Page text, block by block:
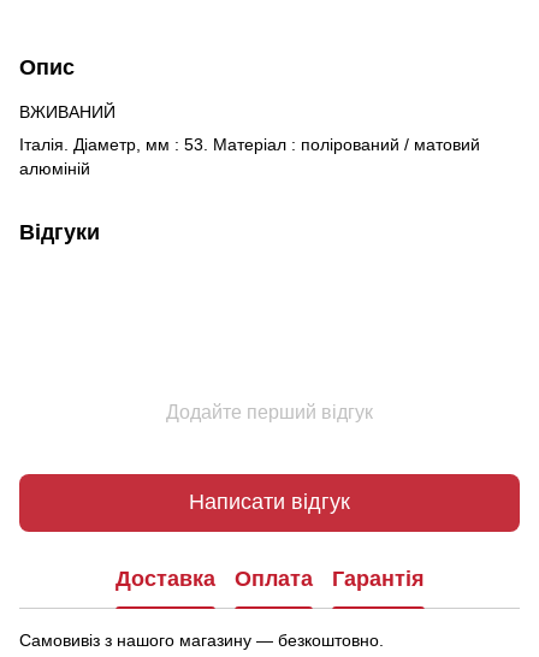
Опис
ВЖИВАНИЙ
Італія. Діаметр, мм : 53. Матеріал : полірований / матовий
алюміній
Відгуки
Додайте перший відгук
Написати відгук
Доставка Оплата Гарантія
Самовивіз з нашого магазину — безкоштовно.